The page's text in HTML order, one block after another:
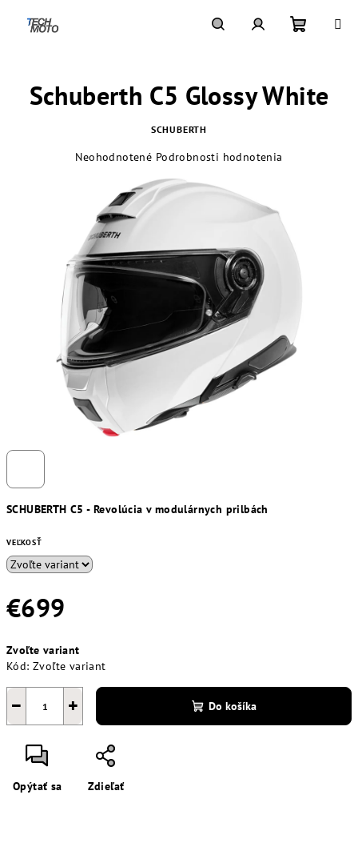
košík
SCHUBERTH C5 - Revolúcia v modulárnych prilbách
VEĽKOSŤ
€699
cena:
Zvoľte variant
Kód: Zvoľte variant
+
− Do košíka
Opýtať sa Zdieľať
Schuberth C5 Glossy White
SCHUBERTH
Priemerné
5
hviezdičiek.
Neohodnotené Podrobnosti hodnotenia